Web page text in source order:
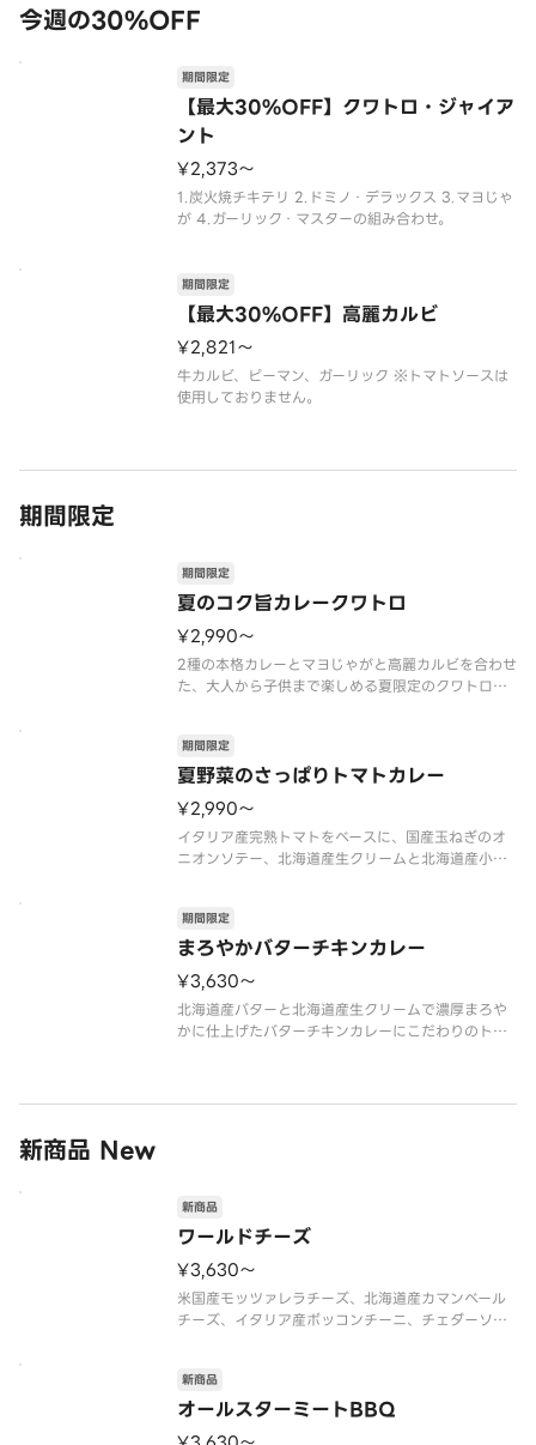
今週の30%OFF
【最大30%OFF】クワトロ・ジャイア
ント
期間限定
¥2,373〜
1.炭火焼チキテリ 2.ドミノ・デラックス 3.マヨじゃ
が 4.ガーリック・マスターの組み合わせ。
【最大30%OFF】高麗カルビ
期間限定
¥2,821〜
牛カルビ、ピーマン、ガーリック ※トマトソースは
使用しておりません。
期間限定
夏のコク旨カレークワトロ
期間限定
¥2,990〜
2種の本格カレーとマヨじゃがと高麗カルビを合わせ
た、大人から子供まで楽しめる夏限定のクワトロが
トカレー」、北海道産生クリームとバターがコクを
引き出す「まろやかバターチキ
夏野菜のさっぱりトマトカレー
期間限定
¥2,990〜
イタリア産完熟トマトをベースに、国産玉ねぎのオ
ニオンソテー、北海道産生クリームと北海道産小麦
楽しめる、さっぱり爽快な夏の新作。オニオン、コ
ーン、ズッキーニ、トマトカレー
まろやかバターチキンカレー
期間限定
¥3,630〜
北海道産バターと北海道産生クリームで濃厚まろや
かに仕上げたバターチキンカレーにこだわりのトッ
新商品 New
ワールドチーズ
新商品
¥3,630〜
米国産モッツァレラチーズ、北海道産カマンベール
チーズ、イタリア産ボッコンチーニ、チェダーソー
オールスターミートBBQ
新商品